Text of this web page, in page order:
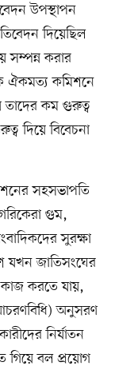
উপস্থাপন
দিয়েছিল
সম্পন্ন করার
ঐকমত্য কমিশনে
তাদের কম গুরুত্ব
দিয়ে বিবেচনা
সহসভাপতি
গুম,
সুরক্ষা
যখন জাতিসংঘের
কাজ করতে যায়,
অনুসরণ
নির্যাতন
গিয়ে বল প্রয়োগ